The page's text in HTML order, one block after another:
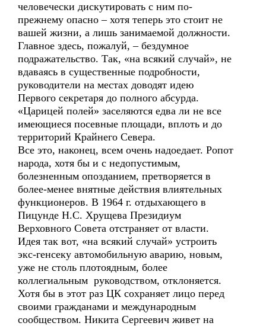
человечески дискутировать с ним по-
прежнему опасно – хотя теперь это стоит не
вашей жизни, а лишь занимаемой должности.
Главное здесь, пожалуй, – бездумное
подражательство. Так, «на всякий случай», не
вдаваясь в существенные подробности,
руководители на местах доводят идею
Первого секретаря до полного абсурда.
«Царицей полей» заселяются едва ли не все
имеющиеся посевные площади, вплоть и до
территорий Крайнего Севера.
Все это, наконец, всем очень надоедает. Ропот
народа, хотя бы и с недопустимым,
болезненным опозданием, претворяется в
более-менее внятные действия влиятельных
функционеров. В 1964 г. отдыхающего в
Пицунде Н.С. Хрущева Президиум
Верховного Совета отстраняет от власти.
Идея так вот, «на всякий случай» устроить
экс-генсеку автомобильную аварию, новым,
уже не столь плотоядным, более
коллегиальным руководством, отклоняется.
Хотя бы в этот раз ЦК сохраняет лицо перед
своими гражданами и международным
сообществом. Никита Сергеевич живет на